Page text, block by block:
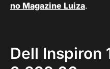
no Magazine Luiza.
Dell Inspiron